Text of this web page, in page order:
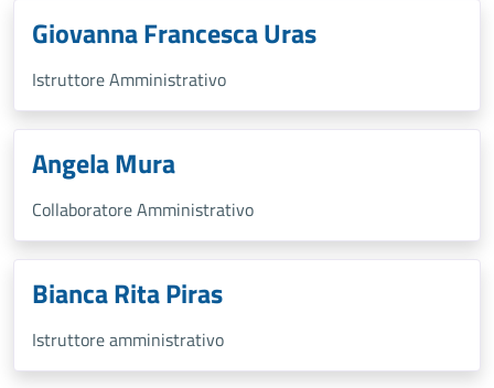
Giovanna Francesca Uras
Istruttore Amministrativo
Angela Mura
Collaboratore Amministrativo
Bianca Rita Piras
Istruttore amministrativo